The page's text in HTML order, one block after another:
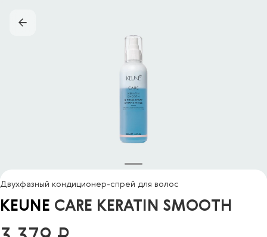
Двухфазный кондиционер-спрей для волос
KEUNE CARE KERATIN SMOOTH